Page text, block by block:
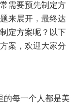
需要预先制定方
来展开，最终达
定方案呢？以下
案，欢迎大家分
的每一个人都是美